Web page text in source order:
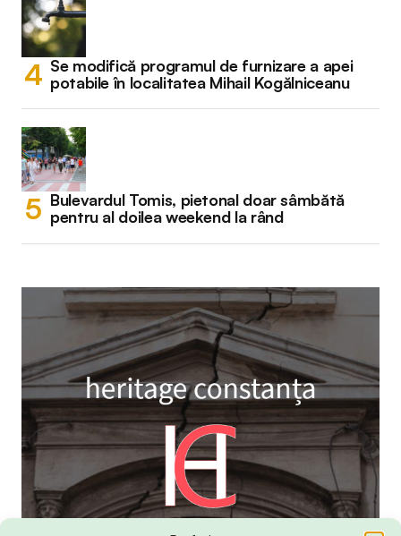
Se modifică programul de furnizare a apei
potabile în localitatea Mihail Kogălniceanu
Bulevardul Tomis, pietonal doar sâmbătă
pentru al doilea weekend la rând